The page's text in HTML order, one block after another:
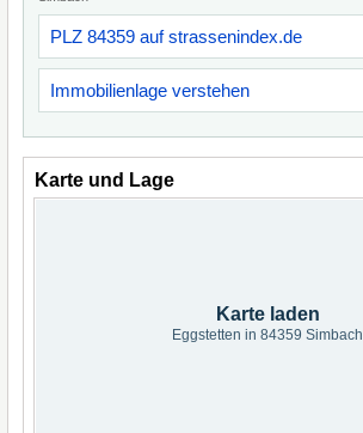
PLZ 84359 auf strassenindex.de
Immobilienlage verstehen
Karte und Lage
Karte laden
Eggstetten in 84359 Simbach